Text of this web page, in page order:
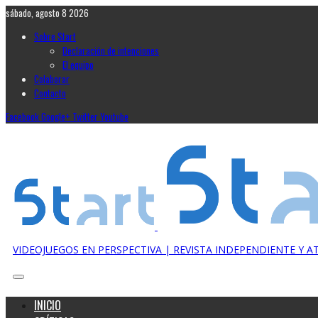
sábado, agosto 8 2026
Sobre Start
Declaración de intenciones
El equipo
Colaborar
Contacto
FacebookGoogle+ TwitterYoutube
VIDEOJUEGOS EN PERSPECTIVA | REVISTA INDEPENDIENTE Y
INICIO